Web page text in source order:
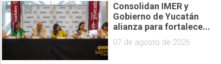
Consolidan IMER y
Gobierno de Yucatán
alianza para fortalece...
07 de agosto de 2026